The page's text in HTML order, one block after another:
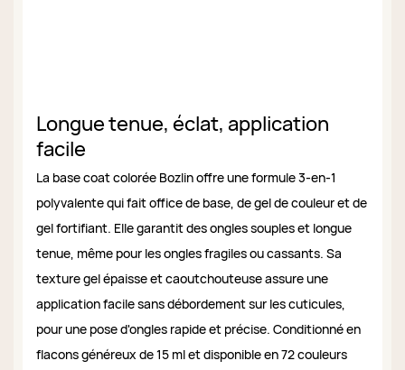
Longue tenue, éclat, application
facile
La base coat colorée Bozlin offre une formule 3-en-1
polyvalente qui fait office de base, de gel de couleur et de
gel fortifiant. Elle garantit des ongles souples et longue
tenue, même pour les ongles fragiles ou cassants. Sa
texture gel épaisse et caoutchouteuse assure une
application facile sans débordement sur les cuticules,
pour une pose d'ongles rapide et précise. Conditionné en
flacons généreux de 15 ml et disponible en 72 couleurs